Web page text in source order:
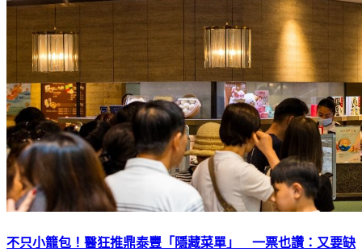
不只小籠包！醫狂推鼎泰豐「隱藏菜單」 一票也讚：又要缺